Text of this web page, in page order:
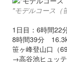
"モデルコース（
1日目：6時間
8時間39分
笹ヶ峰登山口（
→高谷池ヒュッ